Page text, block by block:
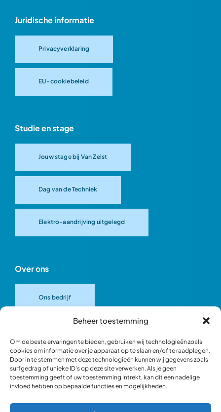
Beheer toestemming
Om de beste ervaringen te bieden, gebruiken wij technologieën zoals
cookies om informatie over je apparaat op te slaan en/of te raadplegen.
Door in te stemmen met deze technologieën kunnen wij gegevens zoals
surfgedrag of unieke ID's op deze site verwerken. Als je geen
toestemming geeft of uw toestemming intrekt, kan dit een nadelige
invloed hebben op bepaalde functies en mogelijkheden.
Juridische informatie
Privacyverklaring
EU-cookiebeleid
Studie en stage
Jouw stage bij Van Zelst
Dag van de Techniek
Elektro-aandrijving uitgelegd
Over ons
Ons bedrijf
Ons team